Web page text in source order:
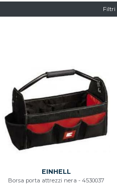
Filtri
EINHELL
Borsa porta attrezzi nera - 4530037